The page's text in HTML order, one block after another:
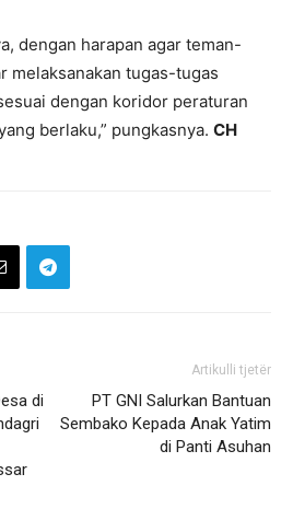
dengan harapan agar teman-
melaksanakan tugas-tugas
dengan koridor peraturan
berlaku,” pungkasnya. CH
di
Artikulli tjetër
PT GNI Salurkan Bantuan
Sembako Kepada Anak Yatim
di Panti Asuhan